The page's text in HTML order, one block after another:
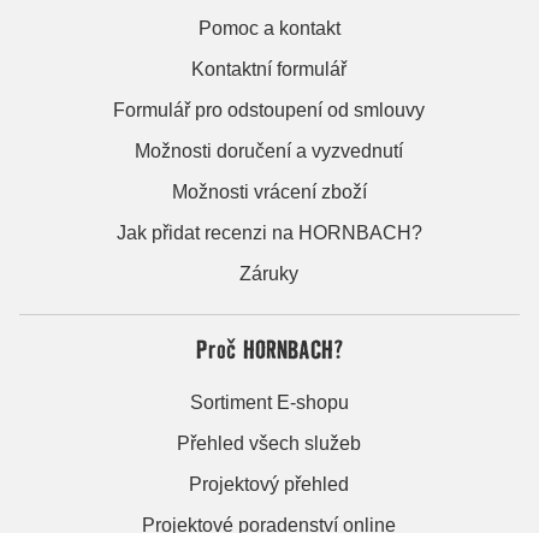
Pomoc a kontakt
Kontaktní formulář
Formulář pro odstoupení od smlouvy
Možnosti doručení a vyzvednutí
Možnosti vrácení zboží
Jak přidat recenzi na HORNBACH?
Záruky
Proč HORNBACH?
Sortiment E-shopu
Přehled všech služeb
Projektový přehled
Projektové poradenství online